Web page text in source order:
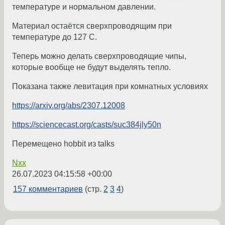
температуре и нормальном давлении.
Материал остаётся сверхпроводящим при
температуре до 127 С.
Теперь можно делать сверхпроводящие чипы,
которые вообще не будут выделять тепло.
Показана также левитация при комнатных условиях
https://arxiv.org/abs/2307.12008
https://sciencecast.org/casts/suc384jly50n
Перемещено hobbit из talks
Nxx
26.07.2023 04:15:58 +00:00
157 комментариев (стр. 2 3 4)